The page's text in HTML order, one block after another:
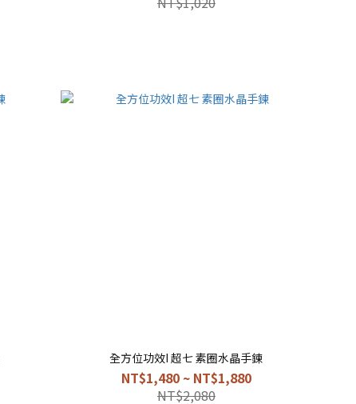
全方位功效I 超七 素圈水晶手鍊
NT$1,480 ~ NT$1,880
NT$2,080